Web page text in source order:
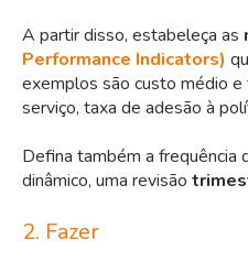
A partir disso, estabeleça as
Performance Indicators)
exemplos são custo médio
serviço, taxa de adesão à
Defina também a frequência
dinâmico, uma revisão
2. Fazer